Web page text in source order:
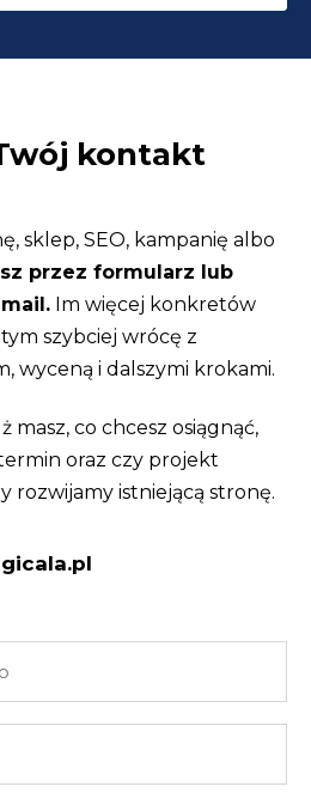
kontakt
sklep, SEO, kampanię albo
przez formularz lub
Im więcej konkretów
szybciej wrócę z
wyceną i dalszymi krokami.
masz, co chcesz osiągnąć,
oraz czy projekt
rozwijamy istniejącą stronę.